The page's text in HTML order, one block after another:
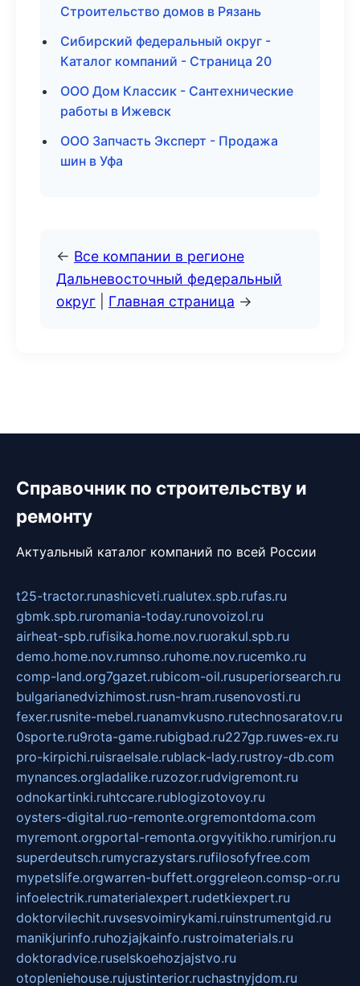
Строительство домов в Рязань
Сибирский федеральный округ -
Каталог компаний - Страница 20
ООО Дом Классик - Сантехнические
работы в Ижевск
ООО Запчасть Эксперт - Продажа
шин в Уфа
← Все компании в регионе
Дальневосточный федеральный
округ
Главная страница →
Справочник по строительству и
ремонту
Актуальный каталог компаний по всей России
t25-tractor.runashicveti.rualutex.spb.rufas.ru
gbmk.spb.ruromania-today.runovoizol.ru
airheat-spb.rufisika.home.nov.ruorakul.spb.ru
demo.home.nov.rumnso.ruhome.nov.rucemko.ru
comp-land.org7gazet.rubicom-oil.rusuperiorsearch.ru
bulgarianedvizhimost.rusn-hram.rusenovosti.ru
fexer.rusnite-mebel.ruanamvkusno.rutechnosaratov.ru
0sporte.ru9rota-game.rubigbad.ru227gp.ruwes-ex.ru
pro-kirpichi.ruisraelsale.rublack-lady.rustroy-db.com
mynances.orgladalike.ruzozor.rudvigremont.ru
odnokartinki.ruhtccare.rublogizotovoy.ru
oysters-digital.ruo-remonte.orgremontdoma.com
myremont.orgportal-remonta.orgvyitikho.rumirjon.ru
superdeutsch.rumycrazystars.rufilosofyfree.com
mypetslife.orgwarren-buffett.orggreleon.comsp-or.ru
infoelectrik.rumaterialexpert.rudetkiexpert.ru
doktorvilechit.ruvsesvoimirykami.ruinstrumentgid.ru
manikjurinfo.ruhozjajkainfo.rustroimaterials.ru
doktoradvice.ruselskoehozjajstvo.ru
otopleniehouse.rujustinterior.ruchastnyjdom.ru